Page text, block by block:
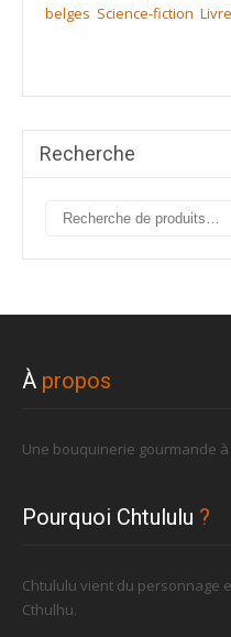
belges Science-fiction
Recherche
Recherche
À propos
Une bouquinerie gourmande
Pourquoi Chtululu ?
Chtululu vient du personnage
Cthulhu.